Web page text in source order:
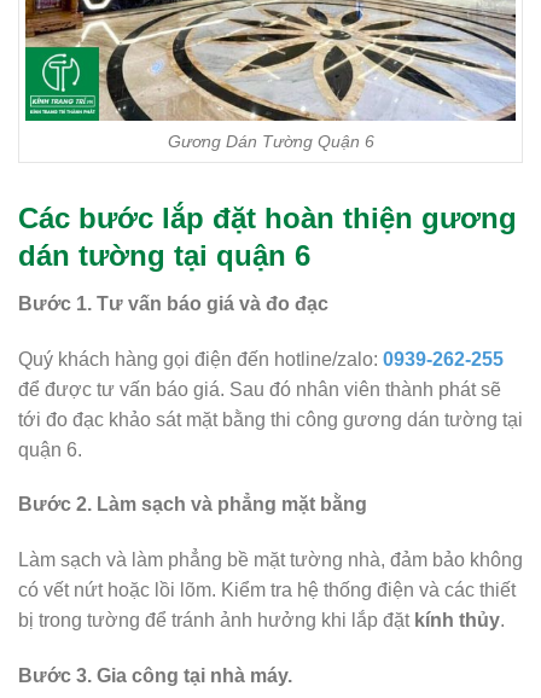
Gương Dán Tường Quận 6
Các bước lắp đặt hoàn thiện gương
dán tường tại quận 6
Bước 1. Tư vấn báo giá và đo đạc
Quý khách hàng gọi điện đến hotline/zalo: 0939-262-255
để được tư vấn báo giá. Sau đó nhân viên thành phát sẽ
tới đo đạc khảo sát mặt bằng thi công gương dán tường tại
quận 6.
Bước 2. Làm sạch và phẳng mặt bằng
Làm sạch và làm phẳng bề mặt tường nhà, đảm bảo không
có vết nứt hoặc lồi lõm. Kiểm tra hệ thống điện và các thiết
bị trong tường để tránh ảnh hưởng khi lắp đặt kính thủy.
Bước 3. Gia công tại nhà máy.